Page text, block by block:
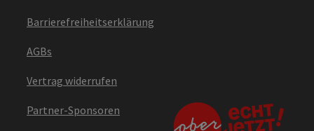
Barrierefreiheitserklärung
AGBs
Vertrag widerrufen
Partner-Sponsoren